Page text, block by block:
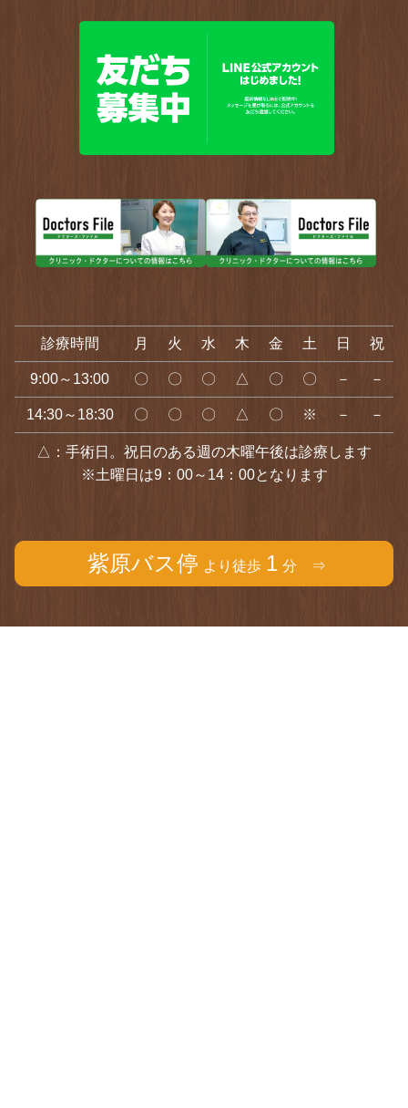
診療時間 月 火 水 木 金 土 日 祝
9:00～13:00 〇 〇 〇 △ 〇 〇 － －
14:30～18:30 〇 〇 〇 △ 〇 ※ － －
△：手術日。祝日のある週の木曜午後は診療します
※土曜日は9：00～14：00となります
紫原バス停 より徒歩 1 分 ⇒